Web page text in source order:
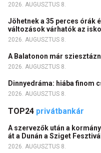
2026. AUGUSZTUS 8.
Jöhetnek a 35 perces órák
változások várhatók az
2026. AUGUSZTUS 8.
A Balatonon már
2026. AUGUSZTUS 8.
Dinnyedráma: hiába finom
2026. AUGUSZTUS 8.
TOP24 privátbankár
A szervezők után a
át a Dunán a Sziget
2026. AUGUSZTUS 8.